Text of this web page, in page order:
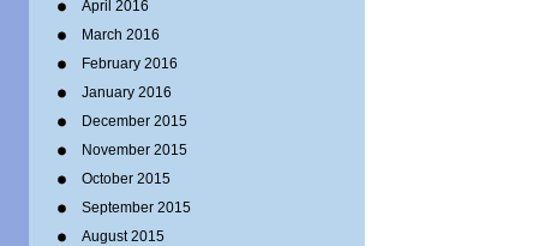
April 2016
March 2016
February 2016
January 2016
December 2015
November 2015
October 2015
September 2015
August 2015